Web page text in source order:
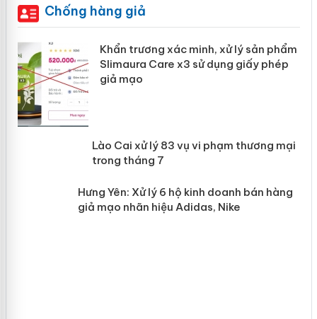
Chống hàng giả
Khẩn trương xác minh, xử lý sản phẩm
Slimaura Care x3 sử dụng giấy phép
giả mạo
Lào Cai xử lý 83 vụ vi phạm thương
mại trong tháng 7